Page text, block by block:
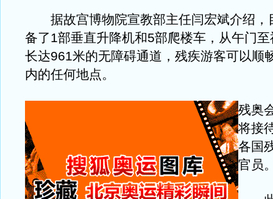
据故宫博物院宣教部主任闫宏斌介绍，
备了1部垂直升降机和5部爬楼车，从午门
长达961米的无障碍通道，残疾游客可以顺
内的任何地点。
残奥
将接
各国
官员